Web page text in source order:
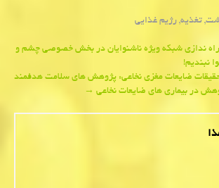
,تغذیه,رژیم غذایی
راه ندازی شبكه ویژه ناشنوایان در بخش خصوصی چشم و
نبندیم!
ضایعات مغزی نخاعی: پژوهش های سلامت هدفمند
در بیماری های ضایعات نخاعی→